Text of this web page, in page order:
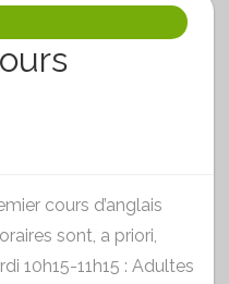
cours d’anglais
sont, a priori,
10h15-11h15 : Adultes